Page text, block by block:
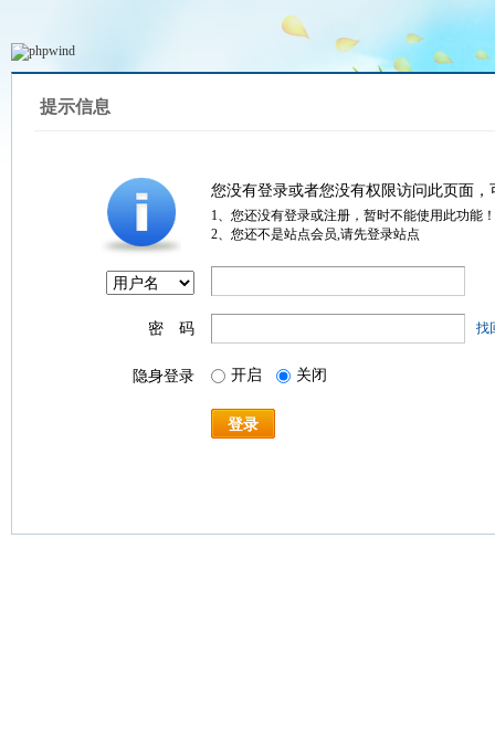
提示信息
您没有登录或者您没有权限访问此页面
1、您还没有登录或注册，暂时不能使用此功能！
2、您还不是站点会员,请先登录站点
密 码 找
隐身登录 开启 关闭
登录